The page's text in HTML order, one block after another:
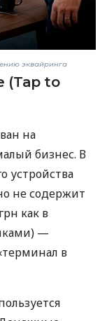
эквайринга
(Tap to
на
бизнес. В
устройства
не содержит
как в
—
в